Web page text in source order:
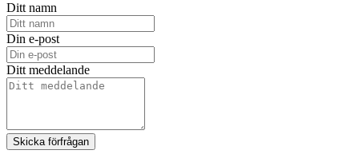
Ditt namn
Din e-post
Ditt meddelande
Skicka förfrågan